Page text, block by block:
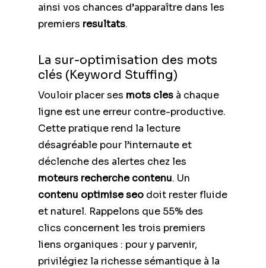
ainsi vos chances d’apparaître dans les
premiers resultats.
La sur-optimisation des mots
clés (Keyword Stuffing)
Vouloir placer ses mots cles à chaque
ligne est une erreur contre-productive.
Cette pratique rend la lecture
désagréable pour l’internaute et
déclenche des alertes chez les
moteurs recherche contenu. Un
contenu optimise seo doit rester fluide
et naturel. Rappelons que 55% des
clics concernent les trois premiers
liens organiques : pour y parvenir,
privilégiez la richesse sémantique à la